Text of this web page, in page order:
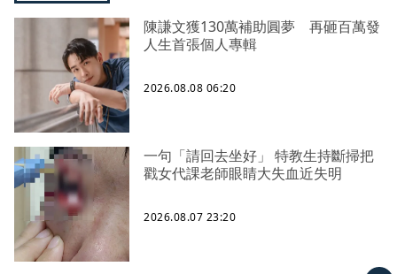
陳謙文獲130萬補助圓夢 再砸百萬發
人生首張個人專輯
2026.08.08 06:20
一句「請回去坐好」 特教生持斷掃把
戳女代課老師眼睛大失血近失明
2026.08.07 23:20